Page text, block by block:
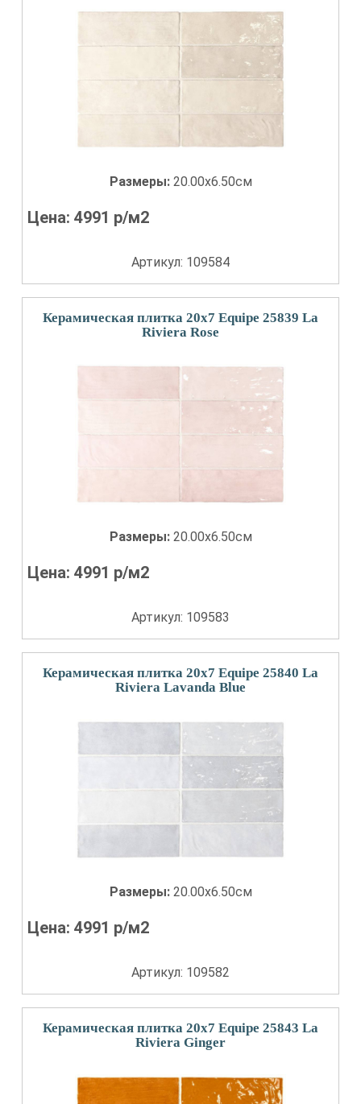
Размеры: 20.00x6.50см
Цена:4991 р/м2
Артикул: 109584
Керамическая плитка 20x7 Equipe 25839 La
Riviera Rose
Размеры: 20.00x6.50см
Цена:4991 р/м2
Артикул: 109583
Керамическая плитка 20x7 Equipe 25840 La
Riviera Lavanda Blue
Размеры: 20.00x6.50см
Цена:4991 р/м2
Артикул: 109582
Керамическая плитка 20x7 Equipe 25843 La
Riviera Ginger